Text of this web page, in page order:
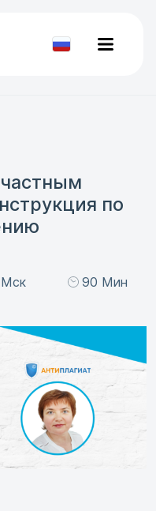
по
Мск 90 Мин